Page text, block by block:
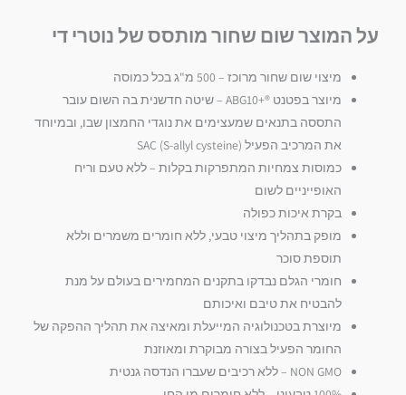
על המוצר שום שחור מותסס של נוטרי די
מיצוי שום שחור מרוכז – 500 מ"ג בכל כמוסה
מיוצר בפטנט ®+ABG10 – שיטה חדשנית בה השום עובר
התססה בתנאים שמעצימים את נוגדי החמצון שבו, ובמיוחד
את המרכיב הפעיל SAC (S-allyl cysteine)
כמוסות צמחיות המתפרקות בקלות – ללא טעם וריח
האופייניים לשום
בקרת איכות כפולה
מופק בתהליך מיצוי טבעי, ללא חומרים משמרים וללא
תוספת סוכר
חומרי הגלם נבדקו בתקנים המחמירים בעולם על מנת
להבטיח את טיבם ואיכותם
מיוצרת בטכנולוגיה המייעלת ומאיצה את תהליך ההפקה של
החומר הפעיל בצורה מבוקרת ומאוזנת
NON GMO – ללא רכיבים שעברו הנדסה גנטית